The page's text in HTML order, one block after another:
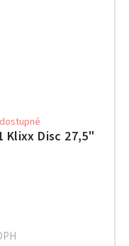
Klixx Disc 27,5"